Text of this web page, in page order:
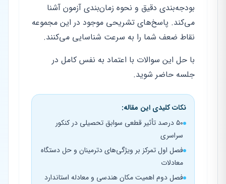
بودجه‌بندی دقیق و نحوه زمان‌بندی آزمون آشنا
می‌کند. پاسخ‌های تشریحی موجود در این مجموعه
نقاط ضعف شما را به سرعت شناسایی می‌کنند.
با حل این سوالات با اعتماد به نفس کامل در
جلسه حاضر شوید.
نکات کلیدی این مقاله:
۵۰ درصد تأثیر قطعی سوابق تحصیلی در کنکور
سراسری
فصل اول تمرکز بر ویژگی‌های دترمینان و حل دستگاه
معادلات
فصل دوم اهمیت مکان هندسی و معادله استاندارد